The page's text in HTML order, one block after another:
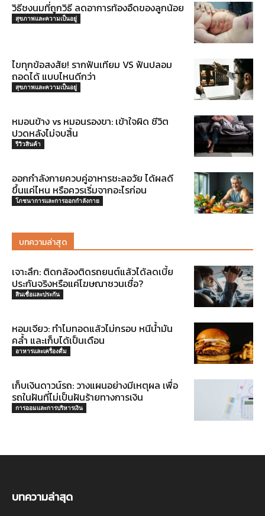
วิธีชงนมที่ถูกวิธี ลดอาการท้องอืดของลูกน้อย
สุขภาพและความเป็นอยู่
ไขทุกข้อสงสัย! รากฟันเทียม VS ฟันปลอม
ถอดได้ แบบไหนดีกว่า
สุขภาพและความเป็นอยู่
หมอนข้าง vs หมอนรองขา: เข้าใจผิด ชีวิต
ปวดหลังไม่จบสิ้น
รีวิวสินค้า
ออกกำลังกายควบคู่อาหารชะลอวัย ได้ผลดี
ขึ้นแค่ไหน หรือควรเริ่มจากอะไรก่อน
โภชนาการและการออกกำลังกาย
บทความล่าสุด
เจาะลึก: ติดกล้องติดรถยนต์แล้วได้ลดเบี้ย
ประกันจริงหรือแค่โฆษณาชวนเชื่อ?
สินเชื่อและประกัน
หอมเจียว: ทำไมทอดแล้วไม่กรอบ หนีน้ำมัน
คล้ำ และเก็บได้เป็นเดือน
อาหารและเครื่องดื่ม
เก็บเงินดาวน์รถ: วางแผนอย่างมีเหตุผล เพื่อ
รถในฝันที่ไม่เป็นฝันร้ายทางการเงิน
การออมและการบริหารเงิน
บทความล่าสุด